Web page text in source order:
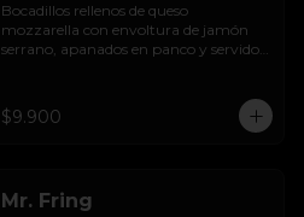
Bocadillos rellenos de queso
mozzarella con envoltura de jamón
serrano, apanados en panco y servidos
$9.900
Mr. Fring